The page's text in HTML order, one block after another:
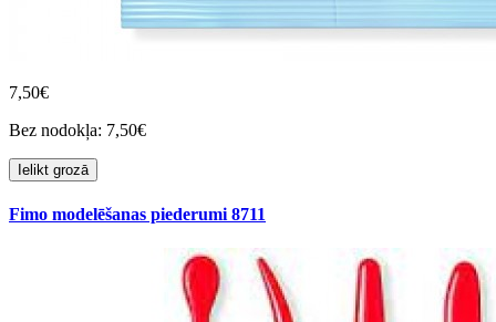
7,50€
Bez nodokļa: 7,50€
Ielikt grozā
Fimo modelēšanas piederumi 8711